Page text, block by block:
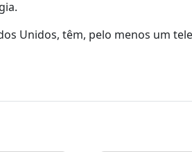
Unidos, têm, pelo menos um